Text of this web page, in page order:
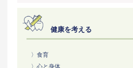
健康を考える
〉食育
〉心と身体